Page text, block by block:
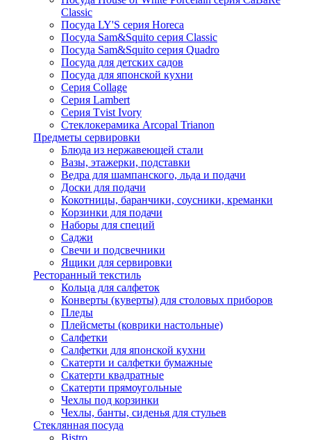
Classic
Посуда LY'S серия Horeca
Посуда Sam&Squito серия Classic
Посуда Sam&Squito серия Quadro
Посуда для детских садов
Посуда для японской кухни
Серия Collage
Серия Lambert
Серия Tvist Ivory
Стеклокерамика Arcopal Trianon
Предметы сервировки
Блюда из нержавеющей стали
Вазы, этажерки, подставки
Ведра для шампанского, льда и подачи
Доски для подачи
Кокотницы, баранчики, соусники, креманки
Корзинки для подачи
Наборы для специй
Саджи
Свечи и подсвечники
Ящики для сервировки
Ресторанный текстиль
Кольца для салфеток
Конверты (куверты) для столовых приборов
Пледы
Плейсметы (коврики настольные)
Салфетки
Салфетки для японской кухни
Скатерти и салфетки бумажные
Скатерти квадратные
Скатерти прямоугольные
Чехлы под корзинки
Чехлы, банты, сиденья для стульев
Стеклянная посуда
Bistro